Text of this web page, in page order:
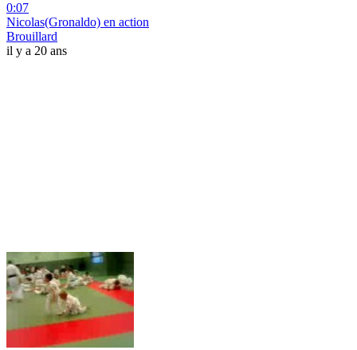
0:07
Nicolas(Gronaldo) en action
Brouillard
il y a 20 ans